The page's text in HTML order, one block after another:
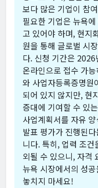
보다 많은 기업이 참
필요한 기업은 뉴욕
고 있어야 하며, 현지
원을 통해 글로벌 시
다. 신청 기간은
온라인으로 접수 가
와 사업자등록증명원
되어 있지 않지만, 현
증대에 기여할 수 있
사업계획서를 자유
발표 평가가 진행된
니다. 특히, 업력 조
외될 수 있으니, 자격
뉴욕 시장에서의 성
놓치지 마세요!